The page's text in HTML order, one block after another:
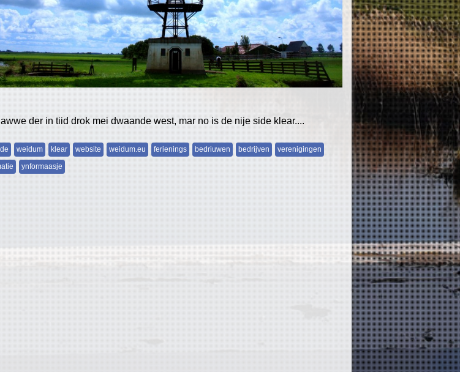
der in tiid drok mei dwaande west, mar no is de nije side klear....
weidum klear website weidum.eu ferienings bedriuwen bedrijven
verenigingen
ynformaasje